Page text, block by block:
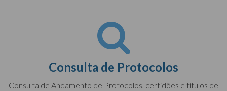
Consulta de Protocolos
Consulta de Andamento de Protocolos, certidões e títulos de